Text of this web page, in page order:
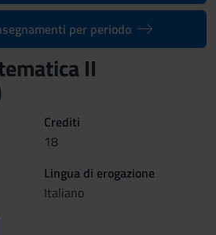
per periodo
II
Crediti
18
Lingua di erogazione
Italiano